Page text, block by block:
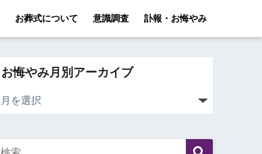
お葬式について 意識調査 訃報・お悔やみ
お悔やみ月別アーカイブ